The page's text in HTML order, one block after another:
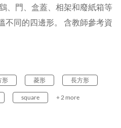
、門、盒蓋、相架和廢紙箱等
不同的四邊形。 含教師參考資
形 菱形 長方形
square + 2 more